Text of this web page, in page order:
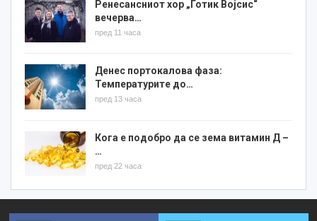
Ренесансниот хор „Готик Војсис“
вечерва…
пред 11 часа
Денес портокалова фаза:
Температурите до…
пред 13 часа
Кога е подобро да се зема витамин Д –
…
пред 22 часа